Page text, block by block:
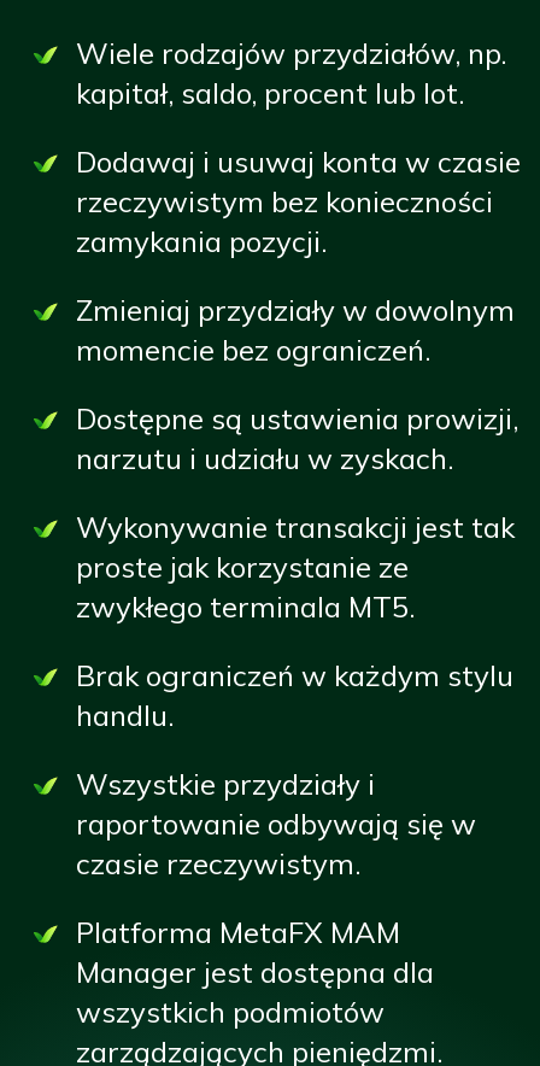
Wiele rodzajów przydziałów, np.
kapitał, saldo, procent lub lot.
Dodawaj i usuwaj konta w czasie
rzeczywistym bez konieczności
zamykania pozycji.
Zmieniaj przydziały w dowolnym
momencie bez ograniczeń.
Dostępne są ustawienia prowizji,
narzutu i udziału w zyskach.
Wykonywanie transakcji jest tak
proste jak korzystanie ze
zwykłego terminala MT5.
Brak ograniczeń w każdym stylu
handlu.
Wszystkie przydziały i
raportowanie odbywają się w
czasie rzeczywistym.
Platforma MetaFX MAM
Manager jest dostępna dla
wszystkich podmiotów
zarządzających pieniędzmi.